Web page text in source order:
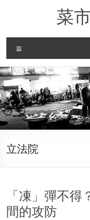
菜
立法院
「凍」彈不
間的攻防